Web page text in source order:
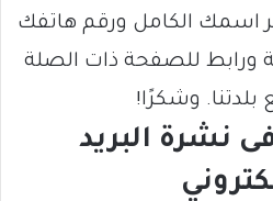
اسمك الكامل ورقم هاتفك
ورابط للصفحة ذات الصلة
وشكرًا!
نشرة البريد